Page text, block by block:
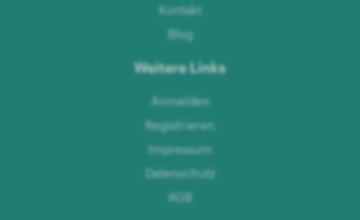
Kontakt
Blog
Weitere Links
Anmelden
Registrieren
Impressum
Datenschutz
AGB